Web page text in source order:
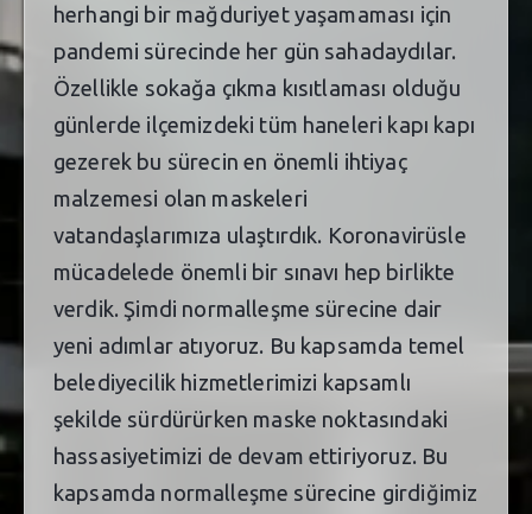
herhangi bir mağduriyet yaşamaması için
pandemi sürecinde her gün sahadaydılar.
Özellikle sokağa çıkma kısıtlaması olduğu
günlerde ilçemizdeki tüm haneleri kapı kapı
gezerek bu sürecin en önemli ihtiyaç
malzemesi olan maskeleri
vatandaşlarımıza ulaştırdık. Koronavirüsle
mücadelede önemli bir sınavı hep birlikte
verdik. Şimdi normalleşme sürecine dair
yeni adımlar atıyoruz. Bu kapsamda temel
belediyecilik hizmetlerimizi kapsamlı
şekilde sürdürürken maske noktasındaki
hassasiyetimizi de devam ettiriyoruz. Bu
kapsamda normalleşme sürecine girdiğimiz